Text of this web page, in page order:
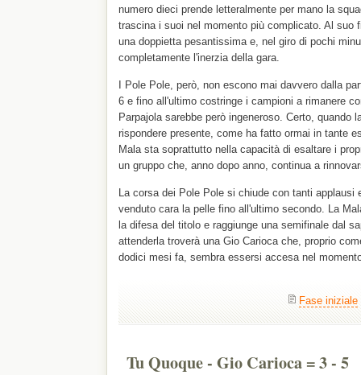
numero dieci prende letteralmente per mano la
trascina i suoi nel momento più complicato. Al suo
una doppietta pesantissima e, nel giro di pochi
completamente l'inerzia della gara.
I Pole Pole, però, non escono mai davvero dalla
6 e fino all'ultimo costringe i campioni a rimanere
Parpajola sarebbe però ingeneroso. Certo, quando
rispondere presente, come ha fatto ormai in tante
Mala sta soprattutto nella capacità di esaltare i
un gruppo che, anno dopo anno, continua a
La corsa dei Pole Pole si chiude con tanti applausi
venduto cara la pelle fino all'ultimo secondo. La
la difesa del titolo e raggiunge una semifinale dal
attenderla troverà una Gio Carioca che, proprio
dodici mesi fa, sembra essersi accesa nel
Fase iniziale
Tu Quoque - Gio Carioca = 3 - 5